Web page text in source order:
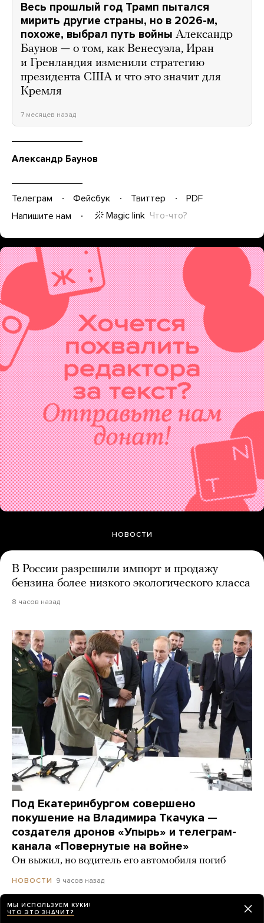
Весь прошлый год Трамп пытался
мирить другие страны, но в 2026-м,
похоже, выбрал путь войны Александр
Баунов — о том, как Венесуэла, Иран
и Гренландия изменили стратегию
президента США и что это значит для
Кремля
7 месяцев назад
Александр Баунов
Телеграм Фейсбук Твиттер
PDF
Напишите нам
Magic link Что-что?
НОВОСТИ
В России разрешили импорт и продажу
бензина более низкого экологического класса
8 часов назад
Под Екатеринбургом совершено
покушение на Владимира Ткачука —
создателя дронов «Упырь» и телеграм-
канала «Повернутые на войне»
Он выжил, но водитель его автомобиля погиб
НОВОСТИ 9 часов назад
МЫ ИСПОЛЬЗУЕМ КУКИ!
ЧТО ЭТО ЗНАЧИТ?